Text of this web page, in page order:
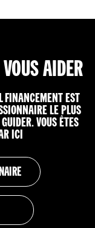
AIDER
FINANCEMENT EST
LE PLUS
GUIDER. VOUS ÊTES
ICI